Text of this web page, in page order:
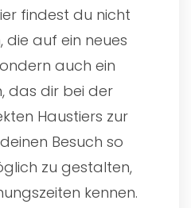
findest du nicht
die auf ein neues
auch ein
das dir bei der
Haustiers zur
Besuch so
zu gestalten,
kennen.